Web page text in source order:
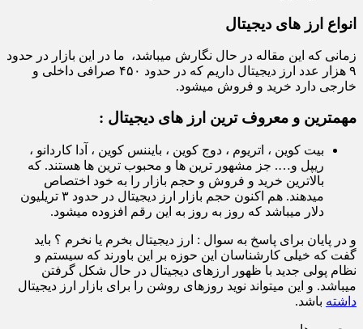
انواع ارز های دیجیتال
زمانی که این مقاله در حال نگارش میباشد، ما در این بازار در حدود
۹ هزار عدد ارز دیجیتال داریم که در حدود ۴۵۰ صرافی داخلی و
خارجی دارد خرید و فروش میشود.
مهمترین و معروف ترین ارز های دیجیتال :
بیت کوین ، اتریوم ، دوج کوین ، بایننس کوین ، آدا کاردانو ،
ریپل و…. جز مشهور ترین ها و محبوب ترین ها هستند. که
بالاترین خرید و فروش و حجم بازار را به خود اختصاص
میدهند. هم اکنون حجم بازار ارز دیجیتال در حدود ۳ تریلیون
دلار میباشد که روز به روز به این رقم افزوده میشود.
و در پایان برای پاسخ به سوال : ارز دیجیتال بخرم یا نخرم ؟ باید
گفت که خیلی کارشناسان این حوزه بر این باورند که سیستم و
نظام پولی جدید با ظهور ارزهای دیجیتال در حال شکل گرفتن
میباشد. و این میتواند نوید روزهای روشن را برای بازار ارز دیجیتال
داشته باشد.